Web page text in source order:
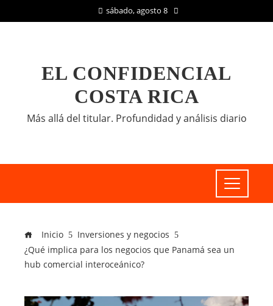
sábado, agosto 8
EL CONFIDENCIAL
COSTA RICA
Más allá del titular. Profundidad y análisis diario
Inicio
Inversiones y negocios
¿Qué implica para los negocios que Panamá sea un
hub comercial interoceánico?